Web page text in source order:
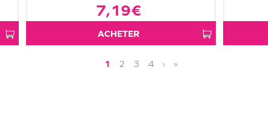
7,19€
ACHETER
1 2 3 4 › »